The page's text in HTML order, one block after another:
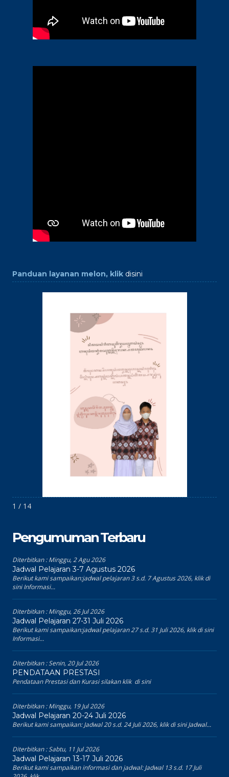
Panduan layanan melon, klik disini
1 / 14
Pengumuman Terbaru
Diterbitkan :Minggu, 2 Agu 2026
Jadwal Pelajaran 3-7 Agustus 2026
Berikut kami sampaikan:jadwal pelajaran 3 s.d. 7 Agustus 2026, klik di
sini Informasi...
Diterbitkan :Minggu, 26 Jul 2026
Jadwal Pelajaran 27-31 Juli 2026
Berikut kami sampaikan:jadwal pelajaran 27 s.d. 31 Juli 2026, klik di sini
Informasi...
Diterbitkan :Senin, 20 Jul 2026
PENDATAAN PRESTASI
Pendataan Prestasi dan Kurasi silakan klik di sini
Diterbitkan :Minggu, 19 Jul 2026
Jadwal Pelajaran 20-24 Juli 2026
Berikut kami sampaikan: Jadwal 20 s.d. 24 Juli 2026, klik di sini Jadwal...
Diterbitkan :Sabtu, 11 Jul 2026
Jadwal Pelajaran 13-17 Juli 2026
Berikut kami sampaikan informasi dan jadwal: Jadwal 13 s.d. 17 Juli